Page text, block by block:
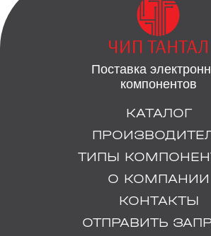
Поставка
компонентов
КАТАЛОГ
ТИПЫ
О КОМПАНИИ
КОНТАКТЫ
ОТПРАВИТЬ